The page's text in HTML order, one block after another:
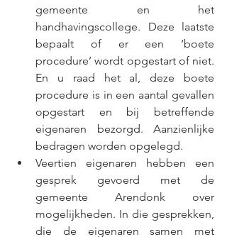
gemeente en het
handhavingscollege. Deze laatste
bepaalt of er een ‘boete
procedure’ wordt opgestart of niet.
En u raad het al, deze boete
procedure is in een aantal gevallen
opgestart en bij betreffende
eigenaren bezorgd. Aanzienlijke
bedragen worden opgelegd.
Veertien eigenaren hebben een
gesprek gevoerd met de
gemeente Arendonk over
mogelijkheden. In die gesprekken,
die de eigenaren samen met